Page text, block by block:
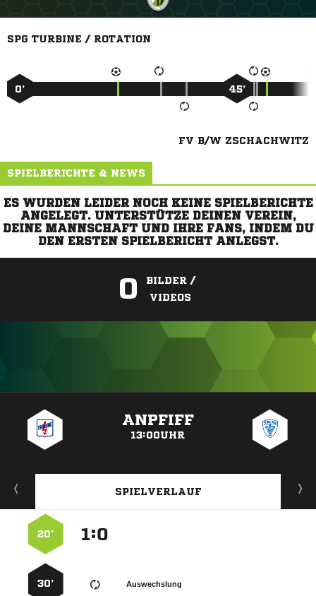
SPG TURBINE / ROTATION
0’ 45’
FV B/W ZSCHACHWITZ
SPIELBERICHTE & NEWS
ES WURDEN LEIDER NOCH KEINE SPIELBERICHTE
ANGELEGT. UNTERSTÜTZE DEINEN VEREIN,
DEINE MANNSCHAFT UND IHRE FANS, INDEM DU
DEN ERSTEN SPIELBERICHT ANLEGST.
0
BILDER /
VIDEOS
ANPFIFF
13:00UHR
SPIELVERLAUF
:
20’
Auswechslung
30’